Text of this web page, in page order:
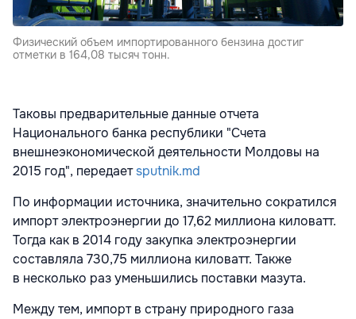
Физический объем импортированного бензина достиг
отметки в 164,08 тысяч тонн.
Таковы предварительные данные отчета
Национального банка республики "Счета
внешнеэкономической деятельности Молдовы на
2015 год", передаетsputnik.md
По информации источника, значительно сократился
импорт электроэнергии до 17,62 миллиона киловатт.
Тогда как в 2014 году закупка электроэнергии
составляла 730,75 миллиона киловатт. Также
в несколько раз уменьшились поставки мазута.
Между тем, импорт в страну природного газа